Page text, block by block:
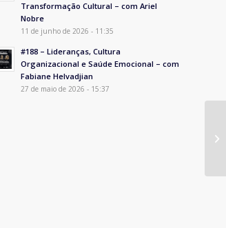
Transformação Cultural – com Ariel
Nobre
11 de junho de 2026 - 11:35
#188 – Lideranças, Cultura
Organizacional e Saúde Emocional – com
Fabiane Helvadjian
27 de maio de 2026 - 15:37